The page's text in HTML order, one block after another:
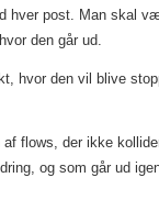
hver post. Man skal
den går ud.
hvor den vil blive
flows, der ikke
og som går ud